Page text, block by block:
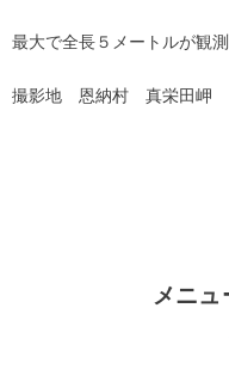
最大で全長５メートルが観測
撮影地 恩納村 真栄田岬
メニ